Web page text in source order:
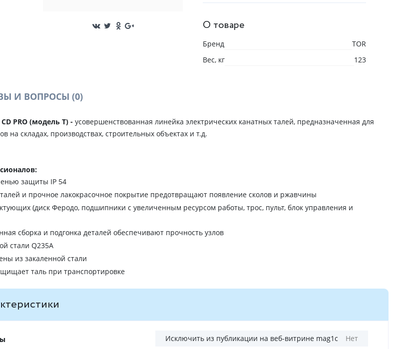
О товаре
Бренд
TOR
Вес, кг
123
И ВОПРОСЫ (0)
PRO (модель T) - усовершенствованная линейка электрических канатных талей, предназначенная для
на складах, производствах, строительных объектах и т.д.
защиты IP 54
и прочное лакокрасочное покрытие предотвращают появление сколов и ржавчины
(диск Феродо, подшипники с увеличенным ресурсом работы, трос, пульт, блок управления и
сборка и подгонка деталей обеспечивают прочность узлов
стали Q235A
из закаленной стали
таль при транспортировке
Исключить из публикации на веб-витрине mag1c
Нет